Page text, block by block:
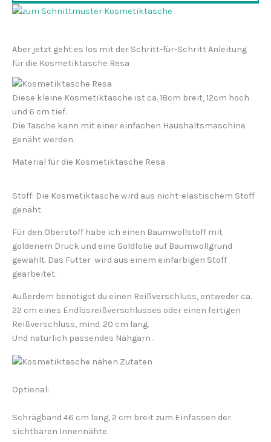
Aber jetzt geht es los mit der Schritt-für-Schritt Anleitung
für die Kosmetiktasche Resa
Diese kleine Kosmetiktasche ist ca. 18cm breit, 12cm hoch
und 6 cm tief.
Die Tasche kann mit einer einfachen Haushaltsmaschine
genäht werden.
Material für die Kosmetiktasche Resa
Stoff: Die Kosmetiktasche wird aus nicht-elastischem Stoff
genäht.
Für den Oberstoff habe ich einen Baumwollstoff mit
goldenem Druck und eine Goldfolie auf Baumwollgrund
gewählt. Das Futter wird aus einem einfarbigen Stoff
gearbeitet.
Außerdem benötigst du einen Reißverschluss, entweder ca.
22 cm eines Endlosreißverschlusses oder einen fertigen
Reißverschluss, mind. 20 cm lang.
Und natürlich passendes Nähgarn .
Optional:
Schrägband 46 cm lang, 2 cm breit zum Einfassen der
sichtbaren Innennähte.